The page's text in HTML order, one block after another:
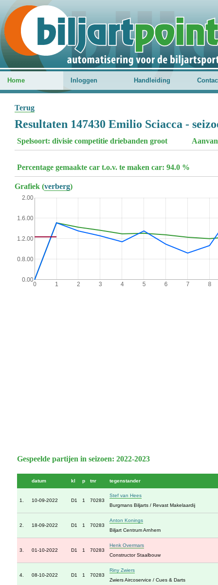
Home Inloggen Handleiding
Terug
Resultaten 147430 Emilio Sciacca -
Spelsoort: divisie competitie driebanden groot
Percentage gemaakte car t.o.v. te maken car: 94.0 %
Grafiek (verberg)
Gespeelde partijen in seizoen: 2022-2023
datum kl p tnr tegenstander
1. 10-09-2022 D1 1 70283
Stef van Hees
Burgmans Biljarts / Revast Makelaardij
2. 18-09-2022 D1 1 70283
Anton Konings
Biljart Centrum Arnhem
3. 01-10-2022 D1 1 70283
Henk Overmars
Constructor Staalbouw
4. 08-10-2022 D1 1 70283
Riny Zwiers
Zwiers Aircoservice / Cues & Darts